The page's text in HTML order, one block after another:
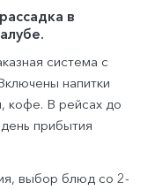
в
система с
напитки
кофе. В рейсах до
прибытия
выбор блюд со 2-